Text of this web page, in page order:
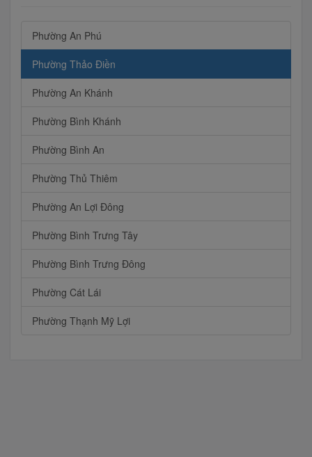
Phường An Phú
Phường Thảo Điền
Phường An Khánh
Phường Bình Khánh
Phường Bình An
Phường Thủ Thiêm
Phường An Lợi Đông
Phường Bình Trưng Tây
Phường Bình Trưng Đông
Phường Cát Lái
Phường Thạnh Mỹ Lợi